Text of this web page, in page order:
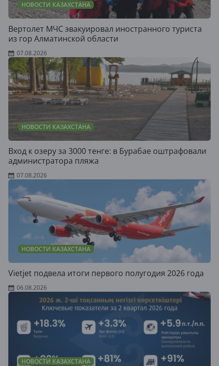
НОВОСТИ КАЗАХСТАНА
Вертолет МЧС эвакуировал иностранного туриста
из гор Алматинской области
07.08.2026
НОВОСТИ КАЗАХСТАНА
Вход к озеру за 3000 тенге: в Бурабае оштрафовали
администратора пляжа
07.08.2026
НОВОСТИ КАЗАХСТАНА
Vietjet подвела итоги первого полугодия 2026 года
06.08.2026
НОВОСТИ КАЗАХСТАНА